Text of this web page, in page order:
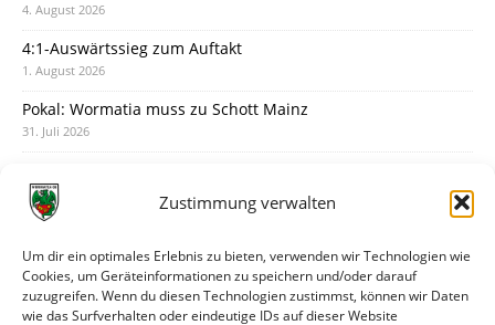
Zustimmung verwalten
Um dir ein optimales Erlebnis zu bieten, verwenden wir Technologien wie
Cookies, um Geräteinformationen zu speichern und/oder darauf
zuzugreifen. Wenn du diesen Technologien zustimmst, können wir Daten
wie das Surfverhalten oder eindeutige IDs auf dieser Website
4. August 2026
4:1-Auswärtssieg zum Auftakt
1. August 2026
Pokal: Wormatia muss zu Schott Mainz
31. Juli 2026
30. Juli 2026
28. Juli 2026
Neuer Rückensponsor
28. Juli 2026